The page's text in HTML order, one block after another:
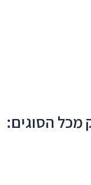
מכל הסוגים: